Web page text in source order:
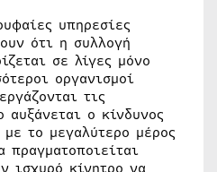
υπηρεσίες
ότι η συλλογή
σε λίγες μόνο
οργανισμοί
τις
ο κίνδυνος
το μεγαλύτερο μέρος
πραγματοποιείται